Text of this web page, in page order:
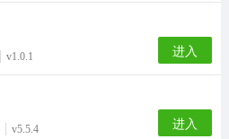
v1.0.1 进入
v5.5.4 进入